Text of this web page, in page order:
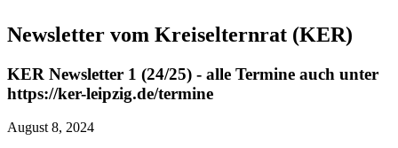
Newsletter vom Kreiselternrat (KER)
KER Newsletter 1 (24/25) - alle Termine auch unter
https://ker-leipzig.de/termine
August 8, 2024